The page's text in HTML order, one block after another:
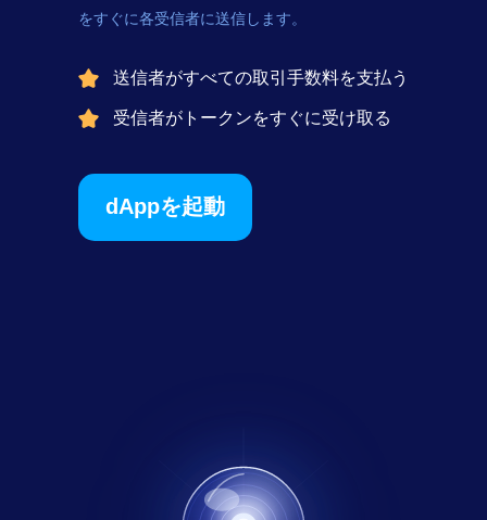
をすぐに各受信者に送信します。
送信者がすべての取引手数料を支払う
受信者がトークンをすぐに受け取る
dAppを起動